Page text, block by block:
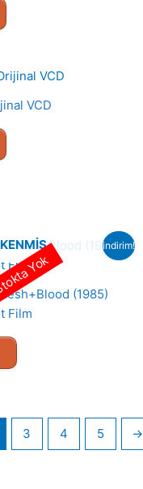
VCD
indirim!
(1985)
Film
Yok
3 4 5 →